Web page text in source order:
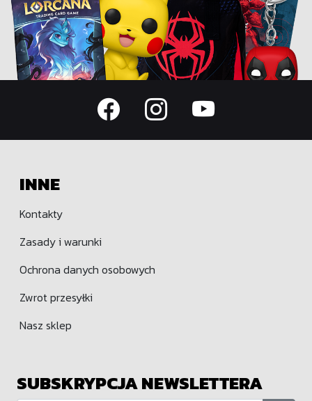
INNE
Kontakty
Zasady i warunki
Ochrona danych osobowych
Zwrot przesyłki
Nasz sklep
SUBSKRYPCJA NEWSLETTERA